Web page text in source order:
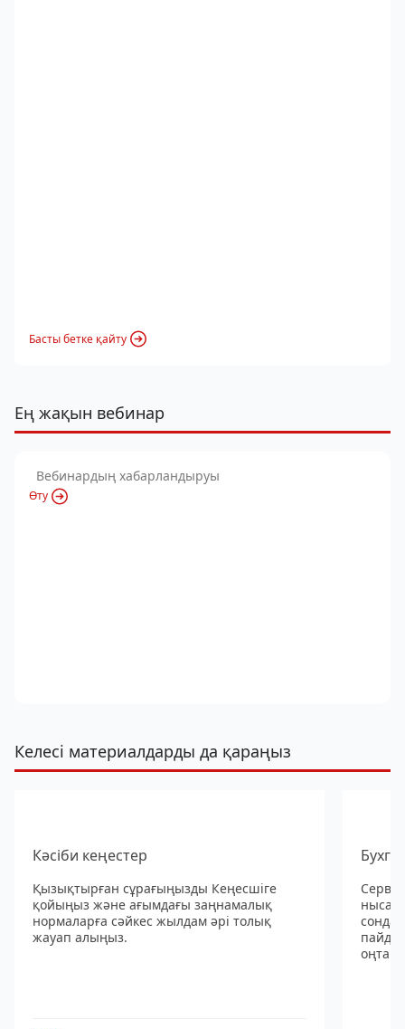
Басты бетке қайту
Ең жақын вебинар
Вебинардың хабарландыруы
Өту
Келесі материалдарды да қараңыз
Кәсіби кеңестер
Қызықтырған сұрағыңызды Кеңесшіге
қойыңыз және ағымдағы заңнамалық
нормаларға сәйкес жылдам әрі толық
жауап алыңыз.